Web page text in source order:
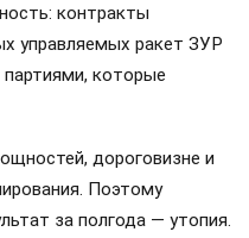
контракты
управляемых ракет ЗУР
которые
дороговизне и
Поэтому
за полгода — утопия.